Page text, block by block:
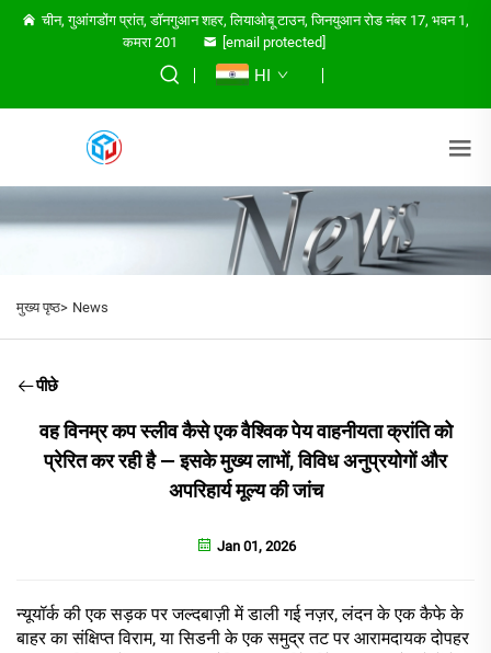
चीन, गुआंगडोंग प्रांत, डॉनगुआन शहर, लियाओबू टाउन, जिनयुआन रोड नंबर 17, भवन 1,
कमरा 201
[email protected]
HI
मुख्य पृष्ठ> News
पीछे
वह विनम्र कप स्लीव कैसे एक वैश्विक पेय वाहनीयता क्रांति को
प्रेरित कर रही है — इसके मुख्य लाभों, विविध अनुप्रयोगों और
अपरिहार्य मूल्य की जांच
Jan 01, 2026
न्यूयॉर्क की एक सड़क पर जल्दबाज़ी में डाली गई नज़र, लंदन के एक कैफे के
बाहर का संक्षिप्त विराम, या सिडनी के एक समुद्र तट पर आरामदायक दोपहर